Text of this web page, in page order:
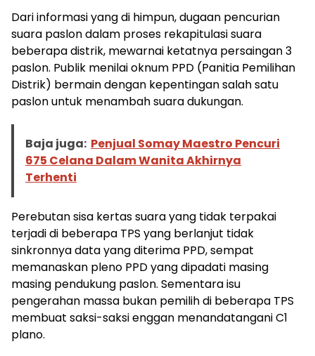
Dari informasi yang di himpun, dugaan pencurian
suara paslon dalam proses rekapitulasi suara
beberapa distrik, mewarnai ketatnya persaingan 3
paslon. Publik menilai oknum PPD (Panitia Pemilihan
Distrik) bermain dengan kepentingan salah satu
paslon untuk menambah suara dukungan.
Baja juga: Penjual Somay Maestro Pencuri
675 Celana Dalam Wanita Akhirnya
Terhenti
Perebutan sisa kertas suara yang tidak terpakai
terjadi di beberapa TPS yang berlanjut tidak
sinkronnya data yang diterima PPD, sempat
memanaskan pleno PPD yang dipadati masing
masing pendukung paslon. Sementara isu
pengerahan massa bukan pemilih di beberapa TPS
membuat saksi-saksi enggan menandatangani C1
plano.